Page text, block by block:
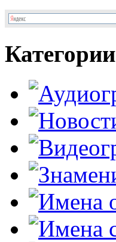
Категории